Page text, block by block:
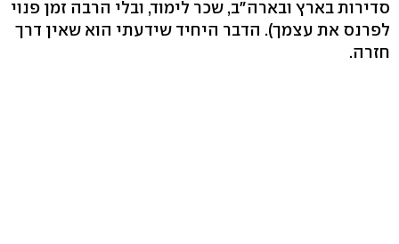
סדירות בארץ ובארה"ב, שכר לימוד, ובלי הרבה זמן פנוי
לפרנס את עצמך). הדבר היחיד שידעתי הוא שאין דרך
חזרה.